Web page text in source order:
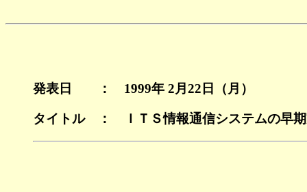
発表日 ： 1999年 2月22日（月）
タイトル ： ＩＴＳ情報通信システムの早期